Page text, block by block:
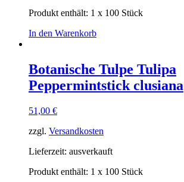
Produkt enthält: 1 x 100 Stück
In den Warenkorb
Botanische Tulpe Tulipa
Peppermintstick clusiana
51,00 €
zzgl. Versandkosten
Lieferzeit: ausverkauft
Produkt enthält: 1 x 100 Stück